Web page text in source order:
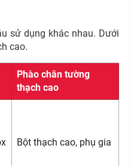
sử dụng khác nhau. Dưới
cao.
Phào chân tường
thạch cao
Bột thạch cao, phụ gia